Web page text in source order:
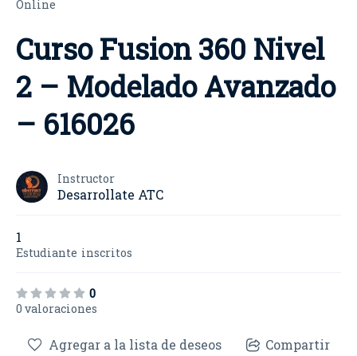
Online
Curso Fusion 360 Nivel
2 – Modelado Avanzado
– 616026
Instructor
Desarrollate ATC
1
Estudiante inscritos
0
0 valoraciones
Agregar a la lista de deseos Compartir